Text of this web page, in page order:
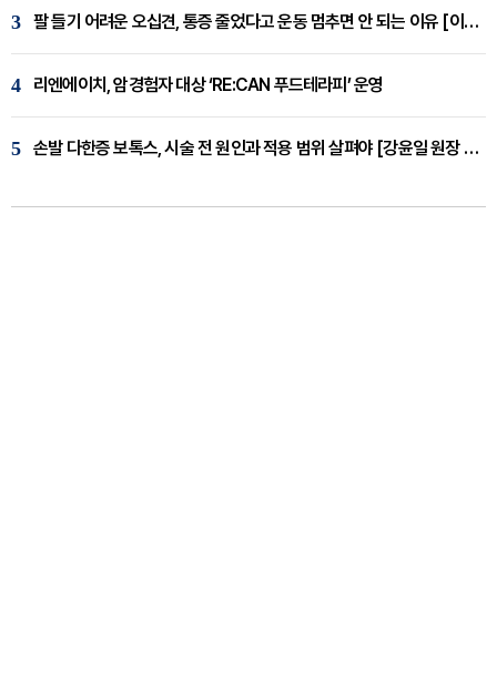
3 팔 들기 어려운 오십견, 통증 줄었다고 운동 멈추면 안 되는 이유 [이병욱 원장 칼럼]
4 리엔에이치, 암경험자 대상 ‘RE:CAN 푸드테라피’ 운영
5 손발 다한증 보톡스, 시술 전 원인과 적용 범위 살펴야 [강윤일 원장 칼럼]